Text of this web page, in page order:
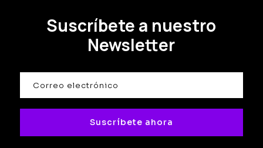
Suscríbete a nuestro
Newsletter
Suscríbete ahora